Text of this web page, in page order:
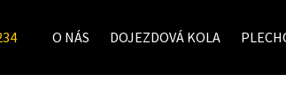
O NÁS DOJEZDOVÁ KOLA